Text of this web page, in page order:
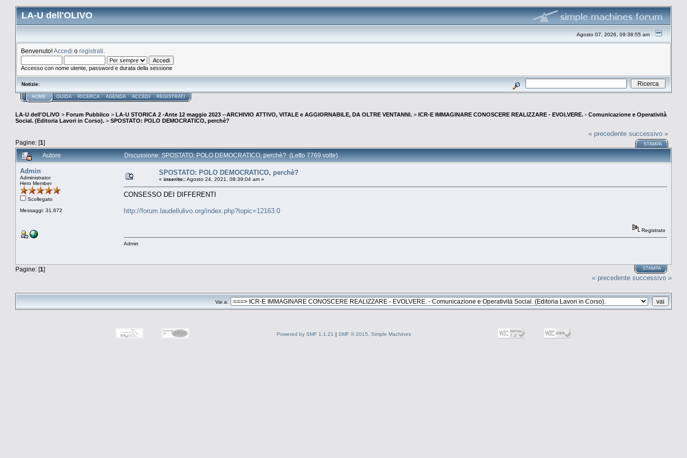
LA-U dell'OLIVO
Agosto 07, 2026, 09:38:55 am
Benvenuto!Accedi o registrati
Accesso con nome utente, password e durata della sessione
Notizie:
HOME GUIDA RICERCA AGENDA ACCEDI REGISTRATI
LA-U dell'OLIVO > Forum Pubblico > LA-U STORICA 2 -Ante 12 maggio 2023 --ARCHIVIO ATTIVO, VITALE e AGGIORNABILE, DA OLTRE VENTANNI. > ICR-E IMMAGINARE CONOSCERE REALIZZARE - EVOLVERE. - Comunicazione e Operatività
Social. (Editoria Lavori in Corso). > SPOSTATO: POLO DEMOCRATICO, perchè?
Pagine: [1]
« precedente successivo »
STAMPA
Autore Discussione: SPOSTATO: POLO DEMOCRATICO, perchè? (Letto 7769 volte)
Admin
Administrator
Hero Member
Scollegato
Messaggi: 31.672
SPOSTATO: POLO DEMOCRATICO, perchè?
« inserito::Agosto 24, 2021, 08:39:04 am »
CONSESSO DEI DIFFERENTI
http://forum.laudellulivo.org/index.php?topic=12163.0
Registrato
Admin
Pagine: [1] STAMPA
« precedente successivo »
Vai a:
Powered by SMF 1.1.21 | SMF © 2015, Simple Machines